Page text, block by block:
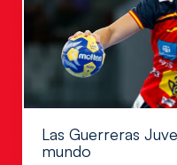
Las Guerreras
mundo